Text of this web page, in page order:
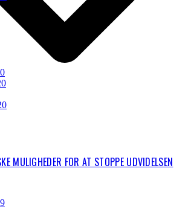
MULIGHEDER FOR AT STOPPE UDVIDELSEN